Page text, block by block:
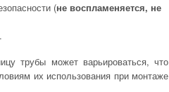
(не воспламеняется, не
трубы может варьироваться, что
их использования при монтаже